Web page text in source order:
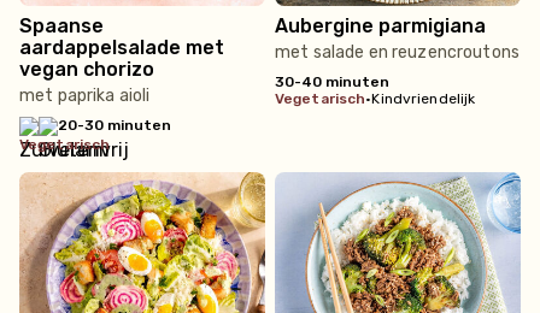
Spaanse
aardappelsalade met
vegan chorizo
met paprika aioli
20-30 minuten
vegetarisch
Aubergine parmigiana
met salade en reuzencroutons
30-40 minuten
vegetarisch•Kindvriendelijk